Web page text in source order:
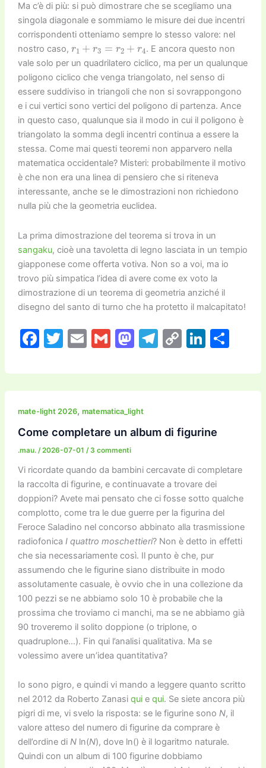
Ma c’è di più: si può dimostrare che se scegliamo una
singola diagonale e sommiamo le misure dei due incentri
corrispondenti otteniamo sempre lo stesso valore: nel
nostro caso,
. E ancora questo non
vale solo per un quadrilatero ciclico, ma per un qualunque
poligono ciclico che venga triangolato, nel senso di
essere suddiviso in triangoli che non si sovrappongono
e i cui vertici sono vertici del poligono di partenza. Ance
in questo caso, qualunque sia il modo in cui il poligono è
triangolato la somma degli incentri continua a essere la
stessa. Come mai questi teoremi non apparvero nella
matematica occidentale? Misteri: probabilmente il motivo
è che non era una linea di pensiero che si riteneva
interessante, anche se le dimostrazioni non richiedono
nulla più che la geometria euclidea.
La prima dimostrazione del teorema si trova in un
sangaku, cioè una tavoletta di legno lasciata in un tempio
giapponese come offerta votiva. Non so a voi, ma io
trovo più simpatica l’idea di avere come ex voto la
dimostrazione di un teorema di geometria anziché il
disegno del santo di turno che ha protetto il malcapitato!
F
c
e
b
o
o
k
T
itt
er
E
ai
l
G
ai
l
M
st
o
d
o
T
e
gr
m
C
p
y
n
Li
k
e
n
C
n
di
mate-light 2026, matematica_light
Come completare un album di figurine
.mau. /2026-07-01 / 3 commenti
Vi ricordate quando da bambini cercavate di completare
la raccolta di figurine, e continuavate a trovare dei
doppioni? Avete mai pensato che ci fosse sotto qualche
complotto, come tra le due guerre per la figurina del
Feroce Saladino nel concorso abbinato alla trasmissione
radiofonica I quattro moschettieri? Non è detto in effetti
che sia necessariamente così. Il punto è che, pur
assumendo che le figurine siano distribuite in modo
assolutamente casuale, è ovvio che in una collezione da
100 pezzi se ne abbiamo solo 10 è probabile che la
prossima che troviamo ci manchi, ma se ne abbiamo già
90 troveremo il solito doppione (o triplone, o
quadruplone…). Fin qui l’analisi qualitativa. Ma se
volessimo avere un’idea quantitativa?
Io sono pigro, e quindi vi mando a leggere quanto scritto
nel 2012 da Roberto Zanasi quie qui. Se siete ancora più
pigri di me, vi svelo la risposta: se le figurine sono N, il
valore atteso del numero di figurine da comprare è
dell’ordine di Nln(N), dove ln() è il logaritmo naturale.
Quindi con un album di 100 figurine dobbiamo